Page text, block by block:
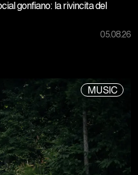
gonfiano: la rivincita del
05.08.26
MUSIC